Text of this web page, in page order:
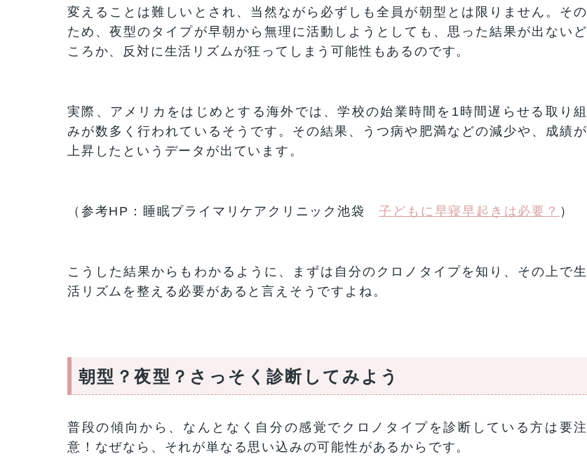
変えることは難しいとされ、当然ながら必ずしも全員が朝型とは限りません。その
ため、夜型のタイプが早朝から無理に活動しようとしても、思った結果が出ないど
ころか、反対に生活リズムが狂ってしまう可能性もあるのです。
実際、アメリカをはじめとする海外では、学校の始業時間を1時間遅らせる取り組
みが数多く行われているそうです。その結果、うつ病や肥満などの減少や、成績が
上昇したというデータが出ています。
（参考HP：睡眠プライマリケアクリニック池袋子どもに早寝早起きは必要？ ）
こうした結果からもわかるように、まずは自分のクロノタイプを知り、その上で生
活リズムを整える必要があると言えそうですよね。
朝型？夜型？さっそく診断してみよう
普段の傾向から、なんとなく自分の感覚でクロノタイプを診断している方は要注
意！なぜなら、それが単なる思い込みの可能性があるからです。